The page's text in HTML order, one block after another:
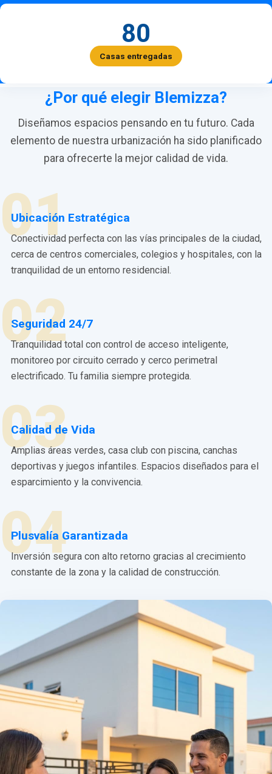
80
Casas entregadas
¿Por qué elegir Blemizza?
Diseñamos espacios pensando en tu futuro. Cada
elemento de nuestra urbanización ha sido planificado
para ofrecerte la mejor calidad de vida.
01
Ubicación Estratégica
Conectividad perfecta con las vías principales de la ciudad,
cerca de centros comerciales, colegios y hospitales, con la
tranquilidad de un entorno residencial.
02
Seguridad 24/7
Tranquilidad total con control de acceso inteligente,
monitoreo por circuito cerrado y cerco perimetral
electrificado. Tu familia siempre protegida.
03
Calidad de Vida
Amplias áreas verdes, casa club con piscina, canchas
deportivas y juegos infantiles. Espacios diseñados para el
esparcimiento y la convivencia.
04
Plusvalía Garantizada
Inversión segura con alto retorno gracias al crecimiento
constante de la zona y la calidad de construcción.